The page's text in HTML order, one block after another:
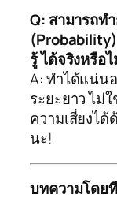
Q: สามารถท
รู้ ได้จริงหรือ
A: ทำได้แน่น
ระยะยาว ไม่
ความเสี่ยงได้
นะ!
บทความโดย